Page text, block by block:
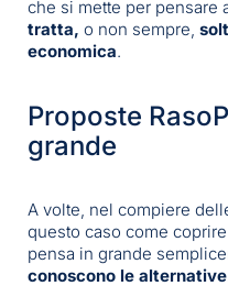
che si mette per pensare
tratta, o non sempre,
economica.
Proposte
grande
A volte, nel compiere
questo caso come
pensa in grande
conoscono le alternative